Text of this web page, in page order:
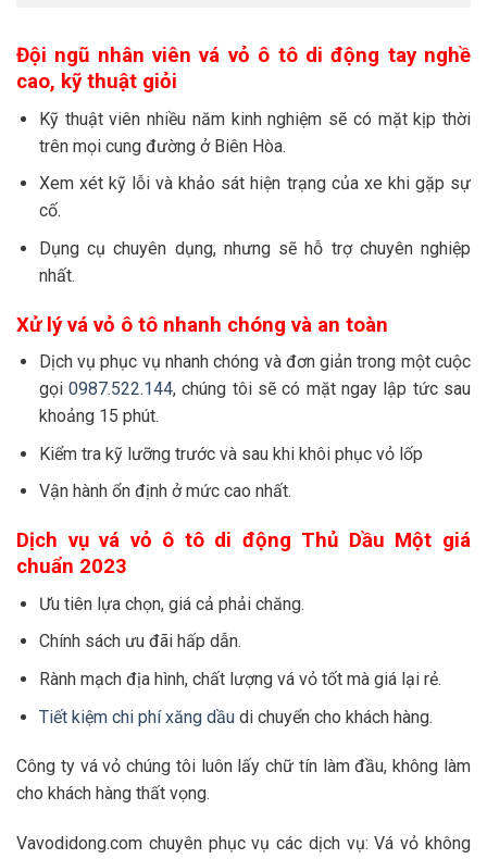
Đội ngũ nhân viên vá vỏ ô tô di động tay nghề
cao, kỹ thuật giỏi
Kỹ thuật viên nhiều năm kinh nghiệm sẽ có mặt kịp thời
trên mọi cung đường ở Biên Hòa.
Xem xét kỹ lỗi và khảo sát hiện trạng của xe khi gặp sự
cố.
Dụng cụ chuyên dụng, nhưng sẽ hỗ trợ chuyên nghiệp
nhất.
Xử lý vá vỏ ô tô nhanh chóng và an toàn
Dịch vụ phục vụ nhanh chóng và đơn giản trong một cuộc
gọi0987.522.144, chúng tôi sẽ có mặt ngay lập tức sau
khoảng 15 phút.
Kiểm tra kỹ lưỡng trước và sau khi khôi phục vỏ lốp
Vận hành ổn định ở mức cao nhất.
Dịch vụ vá vỏ ô tô di động Thủ Dầu Một giá
chuẩn 2023
Ưu tiên lựa chọn, giá cả phải chăng.
Chính sách ưu đãi hấp dẫn.
Rành mạch địa hình, chất lượng vá vỏ tốt mà giá lại rẻ.
Tiết kiệm chi phí xăng dầudi chuyển cho khách hàng.
Công ty vá vỏ chúng tôi luôn lấy chữ tín làm đầu, không làm
cho khách hàng thất vọng.
Vavodidong.com chuyên phục vụ các dịch vụ: Vá vỏ không